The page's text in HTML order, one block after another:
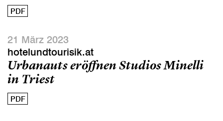
PDF
21 März 2023
hotelundtourisik.at
Urbanauts eröffnen Studios Minelli
in Triest
PDF